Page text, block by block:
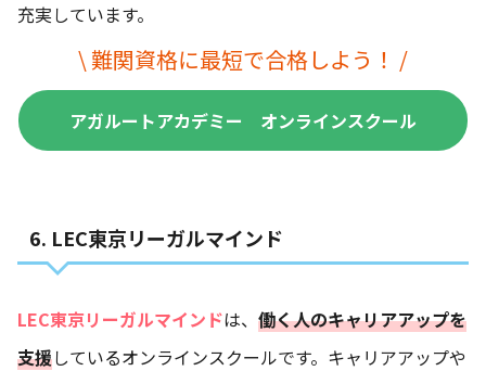
充実しています。
\ 難関資格に最短で合格しよう！ /
アガルートアカデミー オンラインスクール
6. LEC東京リーガルマインド
LEC東京リーガルマインドは、 働く人のキャリアアップを
支援しているオンラインスクールです。キャリアアップや